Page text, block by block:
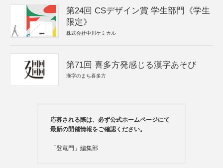
第24回 CSデザイン賞 学生部門《学生
限定》
株式会社中川ケミカル
第71回 喜多方発感じる漢字あそび
漢字のまち喜多方
応募される際は、必ず公式ホームページにて
最新の開催情報をご確認ください。
「登竜門」編集部